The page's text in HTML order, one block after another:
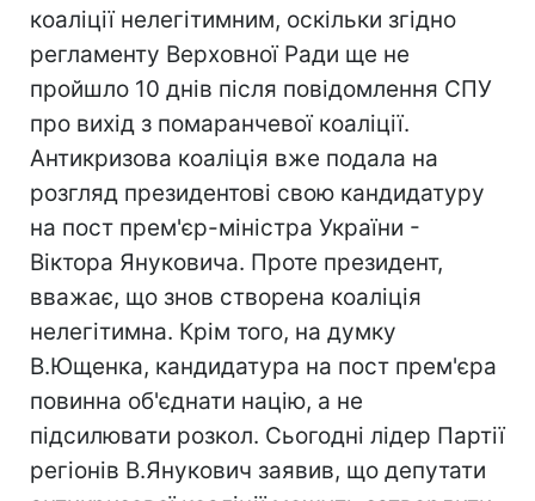
коаліції нелегітимним, оскільки згідно
регламенту Верховної Ради ще не
пройшло 10 днів після повідомлення СПУ
про вихід з помаранчевої коаліції.
Антикризова коаліція вже подала на
розгляд президентові свою кандидатуру
на пост прем'єр-міністра України -
Віктора Януковича. Проте президент,
вважає, що знов створена коаліція
нелегітимна. Крім того, на думку
В.Ющенка, кандидатура на пост прем'єра
повинна об'єднати націю, а не
підсилювати розкол. Сьогодні лідер Партії
регіонів В.Янукович заявив, що депутати